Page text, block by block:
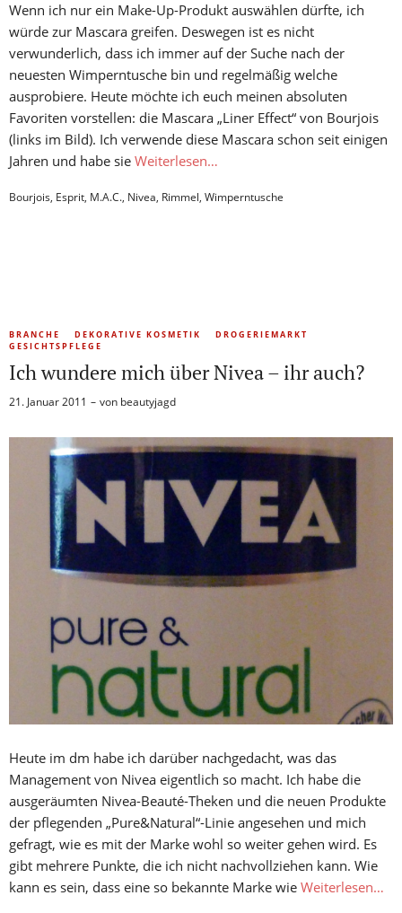
Wenn ich nur ein Make-Up-Produkt auswählen dürfte, ich
würde zur Mascara greifen. Deswegen ist es nicht
verwunderlich, dass ich immer auf der Suche nach der
neuesten Wimperntusche bin und regelmäßig welche
ausprobiere. Heute möchte ich euch meinen absoluten
Favoriten vorstellen: die Mascara „Liner Effect“ von Bourjois
(links im Bild). Ich verwende diese Mascara schon seit einigen
Jahren und habe sie Weiterlesen…
Bourjois, Esprit, M.A.C., Nivea, Rimmel, Wimperntusche
BRANCHE DEKORATIVE KOSMETIK
DROGERIEMARKT
GESICHTSPFLEGE
Ich wundere mich über Nivea – ihr auch?
21. Januar 2011 von beautyjagd
Heute im dm habe ich darüber nachgedacht, was das
Management von Nivea eigentlich so macht. Ich habe die
ausgeräumten Nivea-Beauté-Theken und die neuen Produkte
der pflegenden „Pure&Natural“-Linie angesehen und mich
gefragt, wie es mit der Marke wohl so weiter gehen wird. Es
gibt mehrere Punkte, die ich nicht nachvollziehen kann. Wie
kann es sein, dass eine so bekannte Marke wie Weiterlesen…